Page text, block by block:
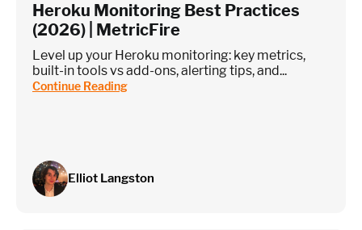
Heroku Monitoring Best Practices
(2026) | MetricFire
Level up your Heroku monitoring: key metrics,
built-in tools vs add-ons, alerting tips, and...
Continue Reading
Elliot Langston